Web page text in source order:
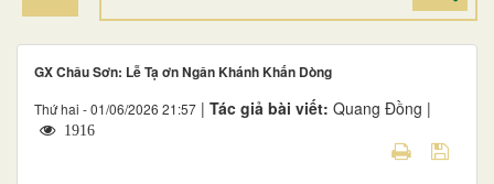
GX Châu Sơn: Lễ Tạ ơn Ngân Khánh Khấn Dòng
Thứ hai - 01/06/2026 21:57 | Tác giả bài viết: Quang Đồng |
1916